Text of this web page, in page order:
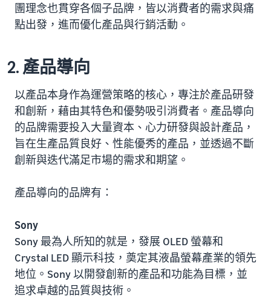
團理念也貫穿各個子品牌，皆以消費者的需求與痛
點出發，進而優化產品與行銷活動。
2. 產品導向
以產品本身作為運營策略的核心，專注於產品研發
和創新，藉由其特色和優勢吸引消費者。產品導向
的品牌需要投入大量資本、心力研發與設計產品，
旨在生產品質良好、性能優秀的產品，並透過不斷
創新與迭代滿足市場的需求和期望。
產品導向的品牌有：
Sony
Sony 最為人所知的就是，發展 OLED 螢幕和
Crystal LED 顯示科技，奠定其液晶螢幕產業的領先
地位。Sony 以開發創新的產品和功能為目標，並
追求卓越的品質與技術。